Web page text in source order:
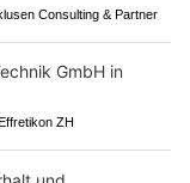
Consulting & Partner
ZH